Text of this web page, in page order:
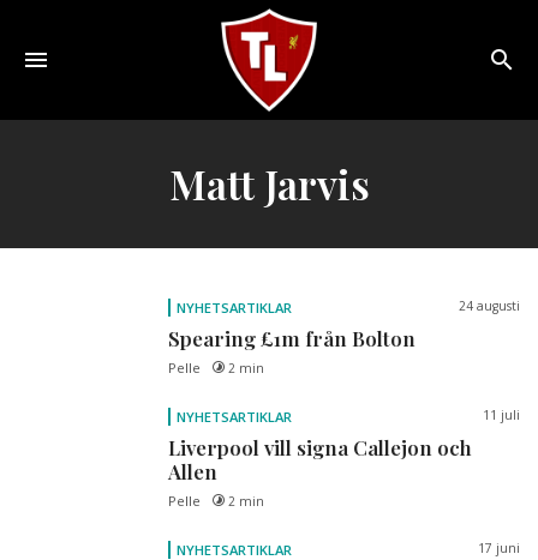
Sveriges
Liverpool
online
Matt Jarvis
NYHETSARTIKLAR 24 augusti
Spearing £1m från Bolton
Pelle 2 min
NYHETSARTIKLAR 11 juli
Liverpool vill signa Callejon och
Allen
Pelle 2 min
NYHETSARTIKLAR 17 juni